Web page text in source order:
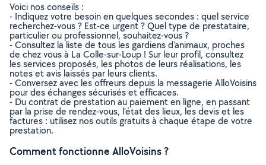
Voici nos conseils :
- Indiquez votre besoin en quelques secondes : quel service
recherchez-vous ? Est-ce urgent ? Quel type de prestataire,
particulier ou professionnel, souhaitez-vous ?
- Consultez la liste de tous les gardiens d'animaux, proches
de chez vous à La Colle-sur-Loup ! Sur leur profil, consultez
les services proposés, les photos de leurs réalisations, les
notes et avis laissés par leurs clients.
- Conversez avec les offreurs depuis la messagerie AlloVoisins
pour des échanges sécurisés et efficaces.
- Du contrat de prestation au paiement en ligne, en passant
par la prise de rendez-vous, l’état des lieux, les devis et les
factures : utilisez nos outils gratuits à chaque étape de votre
prestation.
Comment fonctionne AlloVoisins ?